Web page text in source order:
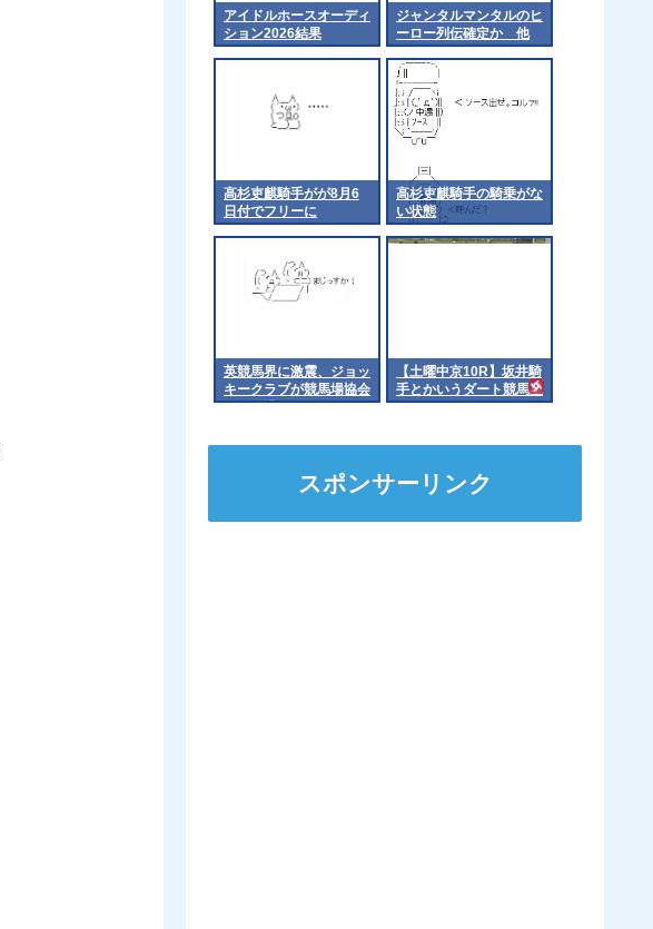
アイドルホースオーディ
ション2026結果
ジャンタルマンタルのヒ
ーロー列伝確定か 他
高杉吏麒騎手がが8月6
日付でフリーに
高杉吏麒騎手の騎乗がな
い状態
英競馬界に激震、ジョッ
キークラブが競馬場協会
から脱退
【土曜中京10R】坂井騎
手とかいうダート競馬星
人
スポンサーリンク